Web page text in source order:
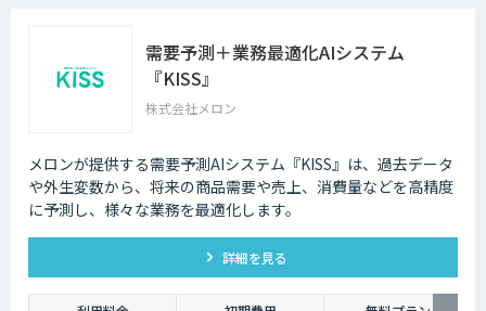
需要予測＋業務最適化AIシステム
『KISS』
株式会社メロン
メロンが提供する需要予測AIシステム『KISS』は、過去データ
や外生変数から、将来の商品需要や売上、消費量などを高精度
に予測し、様々な業務を最適化します。
詳細を見る